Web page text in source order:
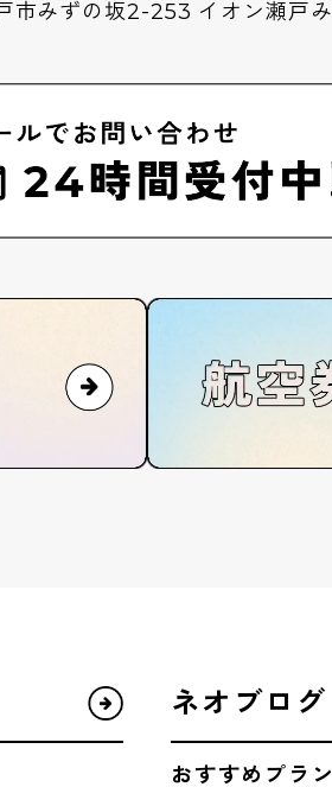
市みずの坂2-253 イオン瀬戸
ネオブログ
おすすめプラン